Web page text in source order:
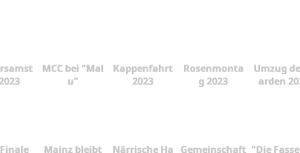
MCC bei "Mal
u"
Kappenfahrt
2023
Rosenmonta
g 2023
Umzug
arden
Mainz bleibt
Närrische Ha
Gemeinschaft "Die